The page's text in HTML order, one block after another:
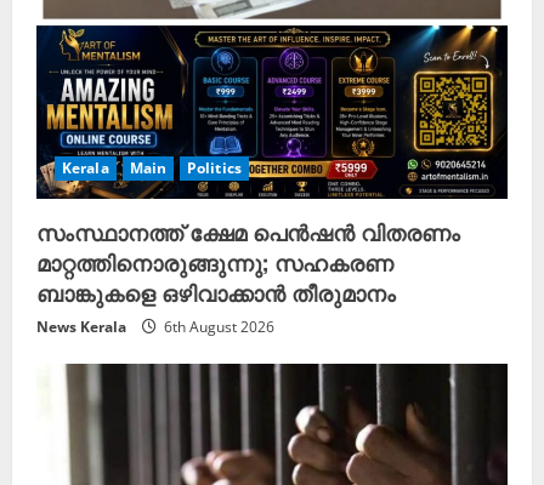
Kerala Main Politics
സംസ്ഥാനത്ത് ക്ഷേമ പെൻഷൻ വിതരണം
മാറ്റത്തിനൊരുങ്ങുന്നു; സഹകരണ
ബാങ്കുകളെ ഒഴിവാക്കാൻ തീരുമാനം
News Kerala 6th August 2026